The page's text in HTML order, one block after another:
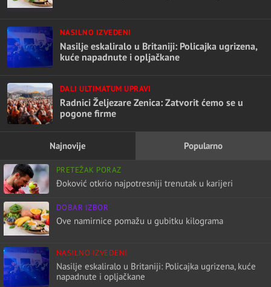
NASILNO IZVEDENI
Nasilje eskaliralo u Britaniji: Policajka ugrizena,
kuće napadnute i opljačkane
DALI ULTIMATUM UPRAVI
Radnici Željezare Zenica: Zatvorit ćemo se u
pogone firme
Najnovije Popularno
PRETEŽAK PORAZ
Đoković otkrio najpotresniji trenutak u karijeri
DOBAR IZBOR
Ove namirnice pomažu u gubitku kilograma
NASILNO IZVEDENI
Nasilje eskaliralo u Britaniji: Policajka ugrizena, kuće
napadnute i opljačkane